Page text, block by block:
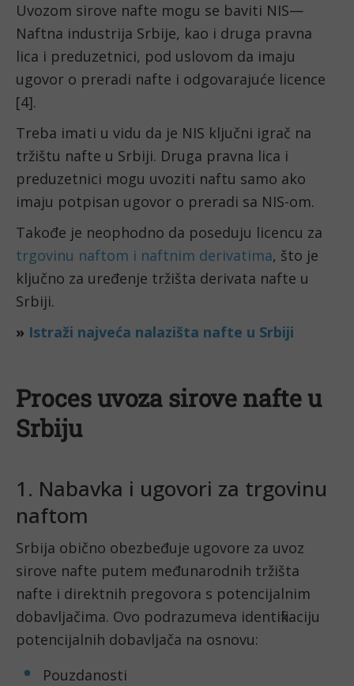
Uvozom sirove nafte mogu se baviti NIS—
Naftna industrija Srbije, kao i druga pravna
lica i preduzetnici, pod uslovom da imaju
ugovor o preradi nafte i odgovarajuće licence
[4].
Treba imati u vidu da je NIS ključni igrač na
tržištu nafte u Srbiji. Druga pravna lica i
preduzetnici mogu uvoziti naftu samo ako
imaju potpisan ugovor o preradi sa NIS-om.
Takođe je neophodno da poseduju licencu za
trgovinu naftom i naftnim derivatima, što je
ključno za uređenje tržišta derivata nafte u
Srbiji.
» Istraži najveća nalazišta nafte u Srbiji
Proces uvoza sirove nafte u
Srbiju
1. Nabavka i ugovori za trgovinu
naftom
Srbija obično obezbeđuje ugovore za uvoz
sirove nafte putem međunarodnih tržišta
nafte i direktnih pregovora s potencijalnim
dobavljačima. Ovo podrazumeva identifikaciju
potencijalnih dobavljača na osnovu:
Pouzdanosti